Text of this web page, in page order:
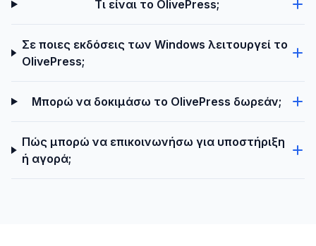
Τι είναι το OlivePress;
Σε ποιες εκδόσεις των Windows λειτουργεί το
OlivePress;
Μπορώ να δοκιμάσω το OlivePress δωρεάν;
Πώς μπορώ να επικοινωνήσω για υποστήριξη
ή αγορά;